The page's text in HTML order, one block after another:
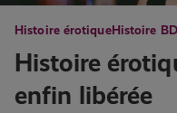
Histoire érotiqueHistoire
Histoire
enfin libérée